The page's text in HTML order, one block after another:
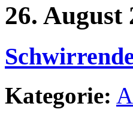
26. August
Kategorie: